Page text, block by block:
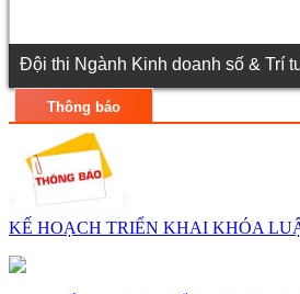
Đánh giá ngoài chính thức ngành
Thông báo
KẾ HOẠCH TRIỂN KHAI KHÓA